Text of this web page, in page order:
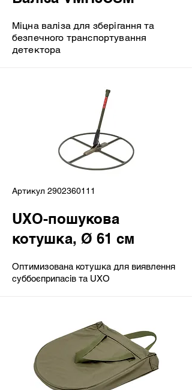
Міцна валіза для зберігання та
безпечного транспортування
детектора
Артикул 2902360111
UXO-пошукова
котушка, Ø 61 см​
Оптимизована котушка для виявлення
суббоєприпасів та UXO